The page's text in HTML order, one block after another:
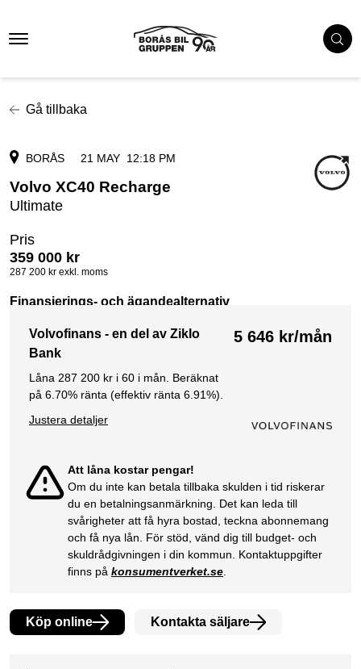
Gå tillbaka
BORÅS 21 MAY 12:18 PM
Volvo XC40 Recharge
Ultimate
Pris
359 000 kr
287 200 kr exkl. moms
Finansierings- och ägandealternativ
Att låna kostar pengar!
Om du inte kan betala tillbaka skulden i tid riskerar
du en betalningsanmärkning. Det kan leda till
svårigheter att få hyra bostad, teckna abonnemang
och få nya lån. För stöd, vänd dig till budget- och
skuldrådgivningen i din kommun. Kontaktuppgifter
finns på konsumentverket.se.
Volvofinans - en del av Ziklo
Bank
Låna 287 200 kr i 60 i mån. Beräknat
på 6.70% ränta (effektiv ränta 6.91%).
Justera detaljer
5 646 kr/mån
Köp online Kontakta säljare